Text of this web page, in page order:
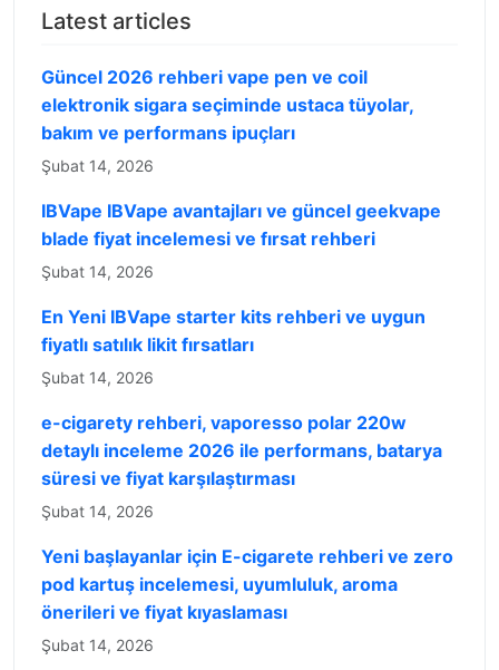
Latest articles
Güncel 2026 rehberi vape pen ve coil
elektronik sigara seçiminde ustaca tüyolar,
bakım ve performans ipuçları
Şubat 14, 2026
IBVape IBVape avantajları ve güncel geekvape
blade fiyat incelemesi ve fırsat rehberi
Şubat 14, 2026
En Yeni IBVape starter kits rehberi ve uygun
fiyatlı satılık likit fırsatları
Şubat 14, 2026
e-cigarety rehberi, vaporesso polar 220w
detaylı inceleme 2026 ile performans, batarya
süresi ve fiyat karşılaştırması
Şubat 14, 2026
Yeni başlayanlar için E-cigarete rehberi ve zero
pod kartuş incelemesi, uyumluluk, aroma
önerileri ve fiyat kıyaslaması
Şubat 14, 2026